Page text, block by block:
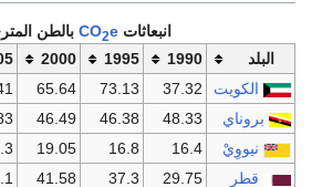
انبعاثات CO2e
بالطن
البلد
1990
1995
2000
الكويت
37.32
73.13
65.64
بروناي
48.33
46.38
46.49
نيووِيْ
16.4
16.8
19.05
قطر
29.75
37.3
41.58